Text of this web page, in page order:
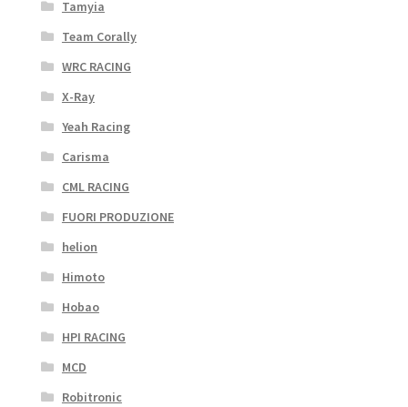
Tamyia
Team Corally
WRC RACING
X-Ray
Yeah Racing
Carisma
CML RACING
FUORI PRODUZIONE
helion
Himoto
Hobao
HPI RACING
MCD
Robitronic